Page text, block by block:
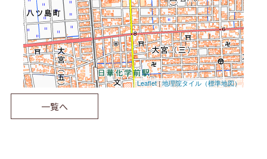
Leaflet|地理院タイル（標準地図）
一覧へ